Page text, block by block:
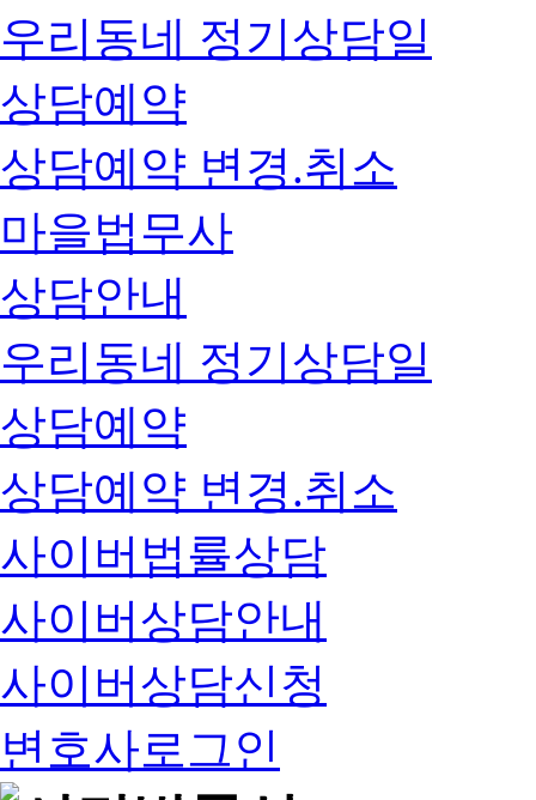
우리동네 정기상담일
상담예약
상담예약 변경.취소
마을법무사
상담안내
우리동네 정기상담일
상담예약
상담예약 변경.취소
사이버법률상담
사이버상담안내
사이버상담신청
변호사로그인